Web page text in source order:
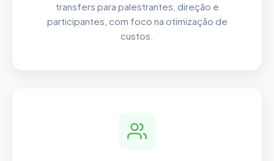
transfers para palestrantes, direção e
participantes, com foco na otimização de
custos.